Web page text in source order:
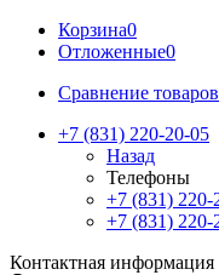
Корзина0
Отложенные0
Сравнение товаров
+7 (831) 220-20-05
Назад
Телефоны
+7 (831) 220-
+7 (831) 220-
Контактная информация